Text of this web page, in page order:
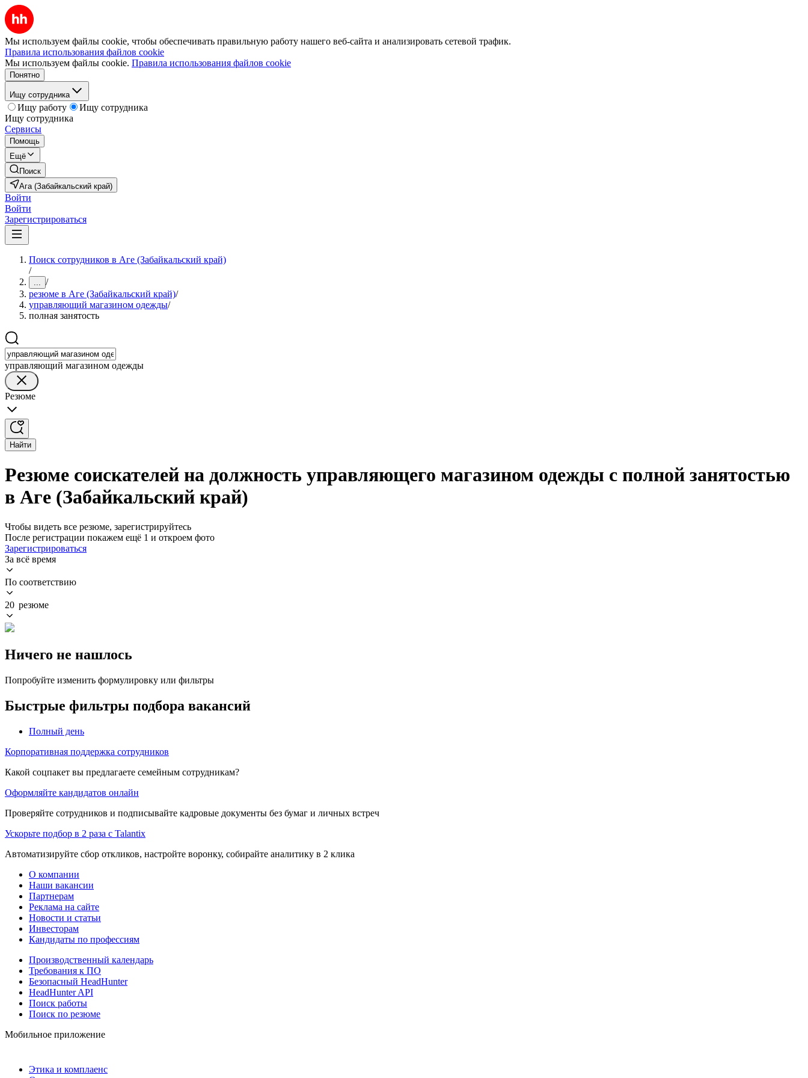
Мы используем файлы cookie, чтобы обеспечивать правильную работу нашего веб-сайта и анализировать сетевой трафик.
Правила использования файлов cookie
Мы используем файлы cookie. Правила использования файлов cookie
Понятно
Ищу сотрудника
Ищу работу
Ищу сотрудника
Ищу сотрудника
Сервисы
Помощь
Ещё
Поиск
Ага (Забайкальский край)
Войти
Войти
Зарегистрироваться
Поиск сотрудников в Аге (Забайкальский край)
/
... /
резюме в Аге (Забайкальский край)/
управляющий магазином одежды/
полная занятость
управляющий магазином одежды
Резюме
Найти
Резюме соискателей на должность управляющего магазином одежды с полной занятостью
в Аге (Забайкальский край)
Чтобы видеть все резюме, зарегистрируйтесь
После регистрации покажем ещё 1 и откроем фото
Зарегистрироваться
За всё время
По соответствию
20 резюме
Ничего не нашлось
Попробуйте изменить формулировку или фильтры
Быстрые фильтры подбора вакансий
Полный день
Корпоративная поддержка сотрудников
Какой соцпакет вы предлагаете семейным сотрудникам?
Оформляйте кандидатов онлайн
Проверяйте сотрудников и подписывайте кадровые документы без бумаг и личных встреч
Ускорьте подбор в 2 раза с Talantix
Автоматизируйте сбор откликов, настройте воронку, собирайте аналитику в 2 клика
О компании
Наши вакансии
Партнерам
Реклама на сайте
Новости и статьи
Инвесторам
Кандидаты по профессиям
Производственный календарь
Требования к ПО
Безопасный HeadHunter
HeadHunter API
Поиск работы
Поиск по резюме
Мобильное приложение
Этика и комплаенс